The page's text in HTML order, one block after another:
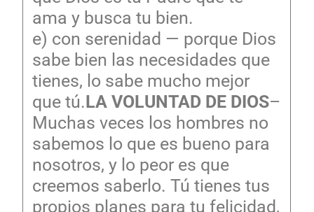
ama y busca tu bien.
e) con serenidad — porque Dios
sabe bien las necesidades que
tienes, lo sabe mucho mejor
que tú.LA VOLUNTAD DE DIOS–
Muchas veces los hombres no
sabemos lo que es bueno para
nosotros, y lo peor es que
creemos saberlo. Tú tienes tus
propios planes para tu felicidad,